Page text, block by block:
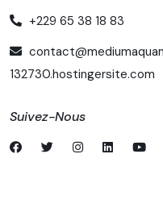
+229 65 38 18 83
132730.hostingersite.com
Suivez-Nous